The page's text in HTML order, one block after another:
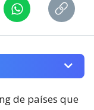
de países que